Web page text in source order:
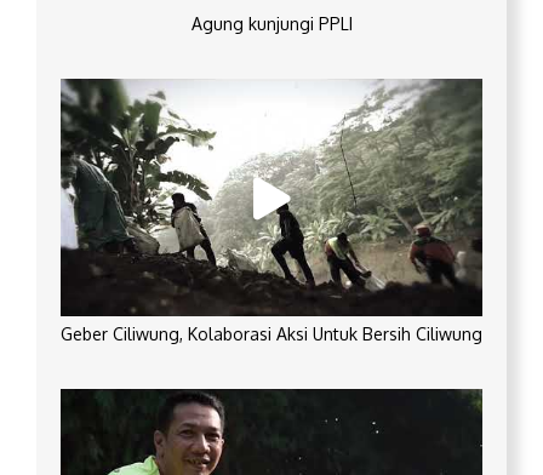
Agung kunjungi PPLI
Geber Ciliwung, Kolaborasi Aksi Untuk Bersih Ciliwung